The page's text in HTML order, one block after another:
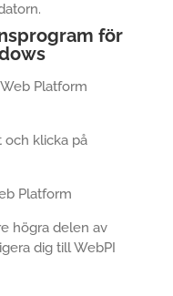
för
Platform
och klicka på
Platform
högra delen av
dig till WebPI